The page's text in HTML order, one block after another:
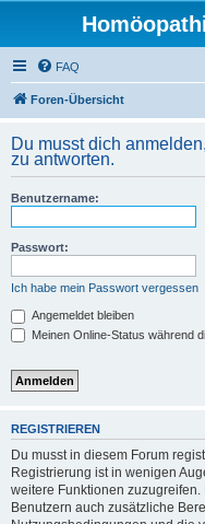
FAQ
Foren-Übersicht
Du musst dich
zu antworten.
Benutzername:
Passwort:
Ich habe mein Passwort vergessen
Angemeldet bleiben
Meinen Online-Status während
REGISTRIEREN
Du musst in diesem Forum
Registrierung ist in wenigen
weitere Funktionen
Benutzern auch zusätzliche